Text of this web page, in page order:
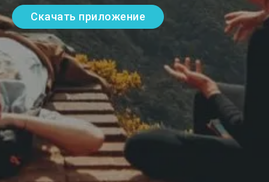
Скачать приложение